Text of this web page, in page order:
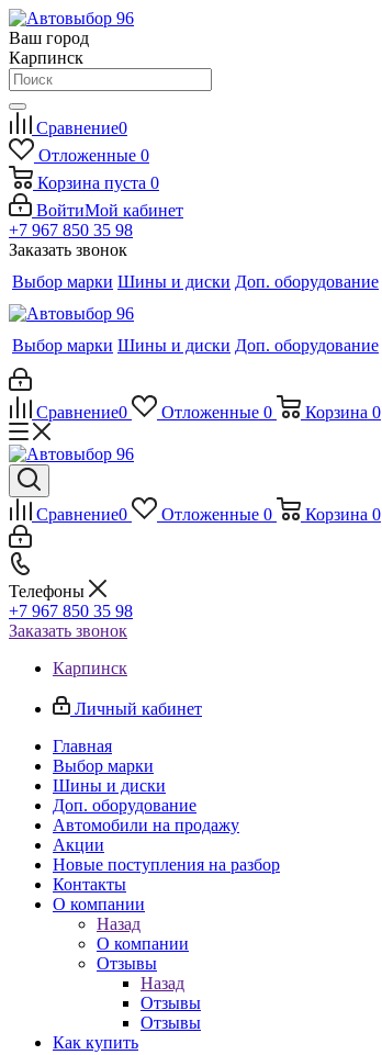
Ваш город
Карпинск
Сравнение0
Отложенные 0
Корзина пуста 0
ВойтиМой кабинет
+7 967 850 35 98
Заказать звонок
Выбор марки Шины и диски Доп. оборудование
Выбор марки Шины и диски Доп. оборудование
Сравнение0 Отложенные 0 Корзина 0
Сравнение0 Отложенные 0 Корзина 0
Телефоны
+7 967 850 35 98
Заказать звонок
Карпинск
Личный кабинет
Главная
Выбор марки
Шины и диски
Доп. оборудование
Автомобили на продажу
Акции
Новые поступления на разбор
Контакты
О компании
Назад
О компании
Отзывы
Назад
Отзывы
Отзывы
Как купить